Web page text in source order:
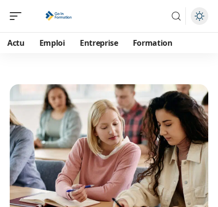
Actu Emploi Entreprise Formation